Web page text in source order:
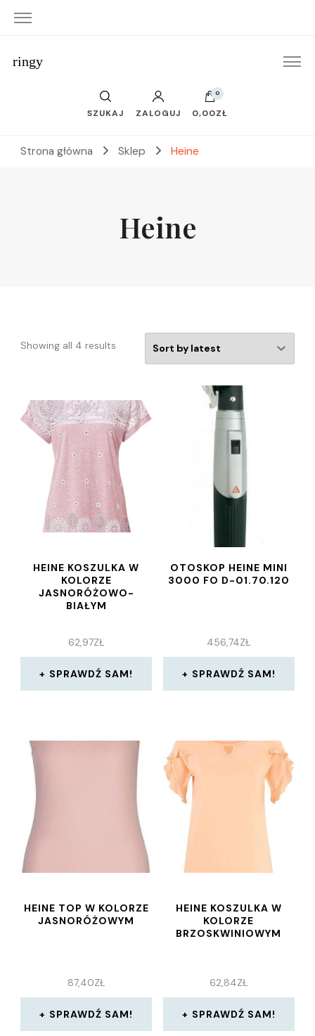
ringy
SZUKAJ ZALOGUJ
0
0,00ZŁ
Strona główna Sklep Heine
Heine
Showing all 4 results
HEINE KOSZULKA W
KOLORZE
JASNORÓŻOWO-
BIAŁYM
62,97ZŁ
SPRAWDŹ SAM!
OTOSKOP HEINE MINI
3000 FO D-01.70.120
456,74ZŁ
SPRAWDŹ SAM!
HEINE TOP W KOLORZE
JASNORÓŻOWYM
87,40ZŁ
SPRAWDŹ SAM!
HEINE KOSZULKA W
KOLORZE
BRZOSKWINIOWYM
62,84ZŁ
SPRAWDŹ SAM!